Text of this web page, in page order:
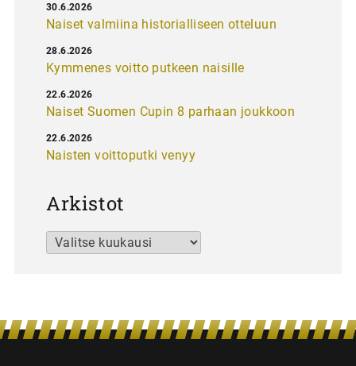
Naiset valmiina historialliseen otteluun
30.6.2026
Kymmenes voitto putkeen naisille
28.6.2026
Naiset Suomen Cupin 8 parhaan joukkoon
22.6.2026
Naisten voittoputki venyy
22.6.2026
Arkistot
Arkistot